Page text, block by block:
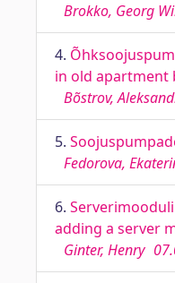
Brokko, Georg
4.
in old apartment
Bõstrov,
5.
Fedorova,
6.
adding a server
Ginter, Henry